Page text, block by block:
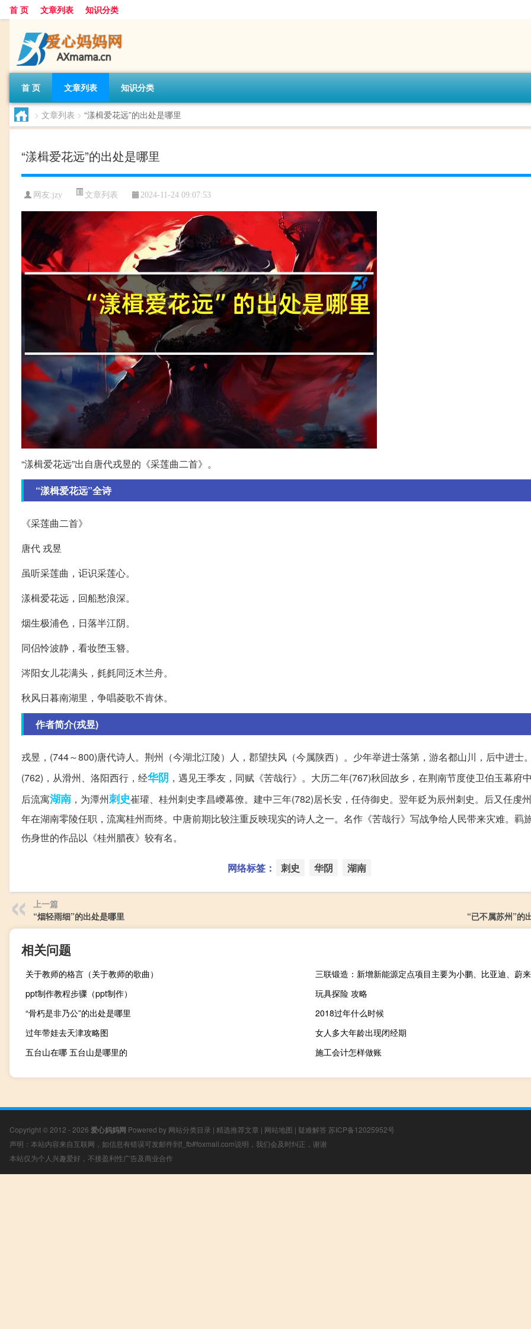
首 页 文章列表 知识分类
首 页 文章列表 知识分类
> 文章列表 > “漾楫爱花远”的出处是哪里
“漾楫爱花远”的出处是哪里
网友:jzy 文章列表 2024-11-24 09:07:53
“漾楫爱花远”出自唐代戎昱的《采莲曲二首》。
“漾楫爱花远”全诗
《采莲曲二首》
唐代 戎昱
虽听采莲曲，讵识采莲心。
漾楫爱花远，回船愁浪深。
烟生极浦色，日落半江阴。
同侣怜波静，看妆堕玉簪。
涔阳女儿花满头，毵毵同泛木兰舟。
秋风日暮南湖里，争唱菱歌不肯休。
作者简介(戎昱)
戎昱，(744～800)唐代诗人。荆州（今湖北江陵）人，郡望扶风（今属陕西）。少年举进士落第，游名都山川，后中进士
(762)，从滑州、洛阳西行，经华阴 ，遇见王季友，同赋《苦哉行》。大历二年(767)秋回故乡，在荆南节度使卫伯玉幕府
后流寓湖南 ，为潭州刺史崔瓘、桂州刺史李昌巙幕僚。建中三年(782)居长安，任侍御史。翌年贬为辰州刺史。后又任虔
年在湖南零陵任职，流寓桂州而终。中唐前期比较注重反映现实的诗人之一。名作《苦哉行》写战争给人民带来灾难。羁
伤身世的作品以《桂州腊夜》较有名。
网络标签： 刺史 华阴 湖南
上一篇
“烟轻雨细”的出处是哪里
“已不属苏州”的
相关问题
关于教师的格言（关于教师的歌曲）
三联锻造：新增新能源定点项目主要为小鹏、比亚迪、蔚
ppt制作教程步骤（ppt制作）
玩具探险 攻略
“骨朽是非乃公”的出处是哪里
2018过年什么时候
过年带娃去天津攻略图
女人多大年龄出现闭经期
五台山在哪 五台山是哪里的
施工会计怎样做账
Copyright © 2012 - 2026 爱心妈妈网 Powered by 网站分类目录 | 精选推荐文章 | 网站地图 | 疑难解答 苏ICP备12025952号
声明：本站内容来自互联网，如信息有错误可发邮件到f_fb#foxmail.com说明，我们会及时纠正，谢谢
本站仅为个人兴趣爱好，不接盈利性广告及商业合作